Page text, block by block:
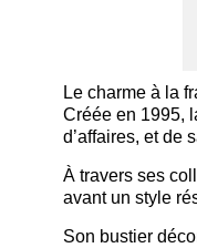
Le charme à la
Créée en 1995,
d’affaires, et de
À travers ses
avant un style
Son bustier